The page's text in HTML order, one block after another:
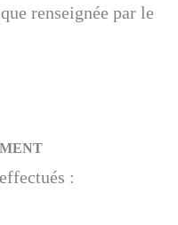
renseignée par le
: